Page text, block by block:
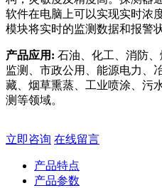
软件在电脑上可以实现实时浓
模块将实时的监测数据和报警
产品应用: 石油、化工、消防
监测、市政公用、能源电力、
藏、烟草熏蒸、工业喷涂、污
测等领域。
立即咨询 在线留言
产品特点
产品参数